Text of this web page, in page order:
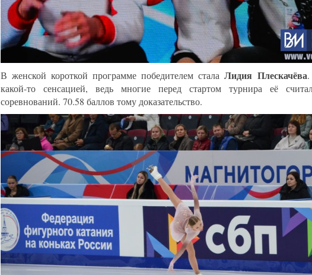
В женской короткой программе победителем сталаЛидия Плескачёва
какой-то сенсацией, ведь многие перед стартом турнира её
соревнований. 70.58 баллов тому доказательство.